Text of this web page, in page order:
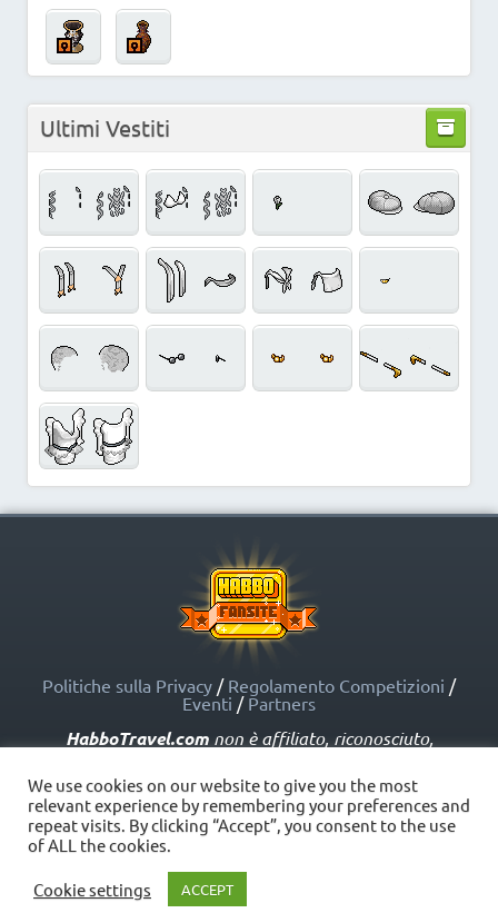
Ultimi Vestiti
Politiche sulla Privacy / Regolamento Competizioni /
Eventi / Partners
HabboTravel.comnon è affiliato, riconosciuto,
dalle società affiliate. HabboTravel.com può servirsi di
marchi registrati e altre proprietà intellettuali di Habbo
come indicato nelle Politiche sui Fansite.
Copyright © HabboTravel (2012 - 2026) - V. 5.0
We use cookies on our website to give you the most
relevant experience by remembering your preferences and
repeat visits. By clicking “Accept”, you consent to the use
of ALL the cookies.
Cookie settings ACCEPT